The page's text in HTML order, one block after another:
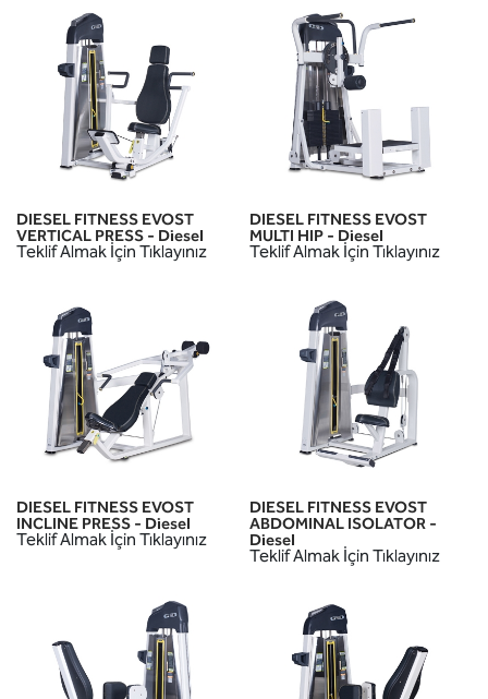
DIESEL FITNESS EVOST
VERTICAL PRESS - Diesel
Teklif Almak İçin Tıklayınız
DIESEL FITNESS EVOST
MULTI HIP - Diesel
Teklif Almak İçin Tıklayınız
DIESEL FITNESS EVOST
INCLINE PRESS - Diesel
Teklif Almak İçin Tıklayınız
DIESEL FITNESS EVOST
ABDOMINAL ISOLATOR -
Diesel
Teklif Almak İçin Tıklayınız